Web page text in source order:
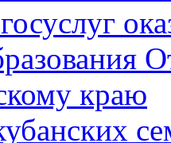
краю